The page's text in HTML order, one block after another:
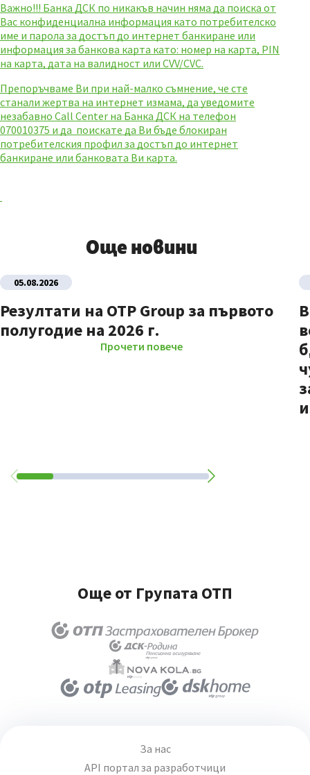
Важно!!! Банка ДСК по никакъв начин няма да поиска от
Вас конфиденциална информация като потребителско
име и парола за достъп до интернет банкиране или
информация за банкова карта като: номер на карта, PIN
на карта, дата на валидност или CVV/CVC.
Препоръчваме Ви при най-малко съмнение, че сте
станали жертва на интернет измама, да уведомите
незабавно Call Center на Банка ДСК на телефон
070010375 и да поискате да Ви бъде блокиран
потребителския профил за достъп до интернет
банкиране или банковата Ви карта.
Още новини
05.08.2026
Резултати на OTP Group за първото
полугодие на 2026 г.
Прочети повече
Още от Групата ОТП
За нас
API портал за разработчици